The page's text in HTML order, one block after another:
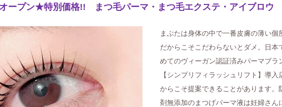
ープン★特別価格!! まつ毛パーマ・まつ毛エクステ・アイブロウ
まぶたは身体の中で一番皮膚の薄い個
だからこそこだわらないとダメ。日本
めてのヴィーガン認証済みパーマブラ
【シンプリフィラッシュリフト】導入
からこそ提案できることがあります。
剤無添加のまつげパーマ液は妊婦さん